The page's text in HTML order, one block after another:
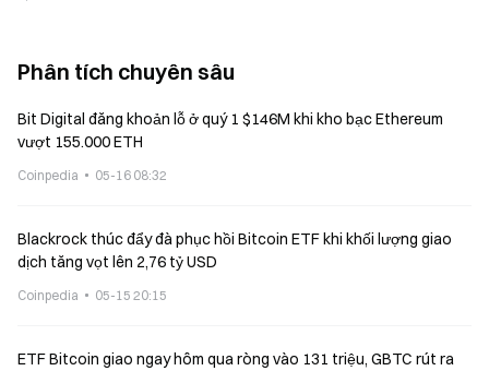
Phân tích chuyên sâu
Bit Digital đăng khoản lỗ ở quý 1 $146M khi kho bạc Ethereum
vượt 155.000 ETH
Coinpedia 05-16 08:32
Blackrock thúc đẩy đà phục hồi Bitcoin ETF khi khối lượng giao
dịch tăng vọt lên 2,76 tỷ USD
Coinpedia 05-15 20:15
ETF Bitcoin giao ngay hôm qua ròng vào 131 triệu, GBTC rút ra